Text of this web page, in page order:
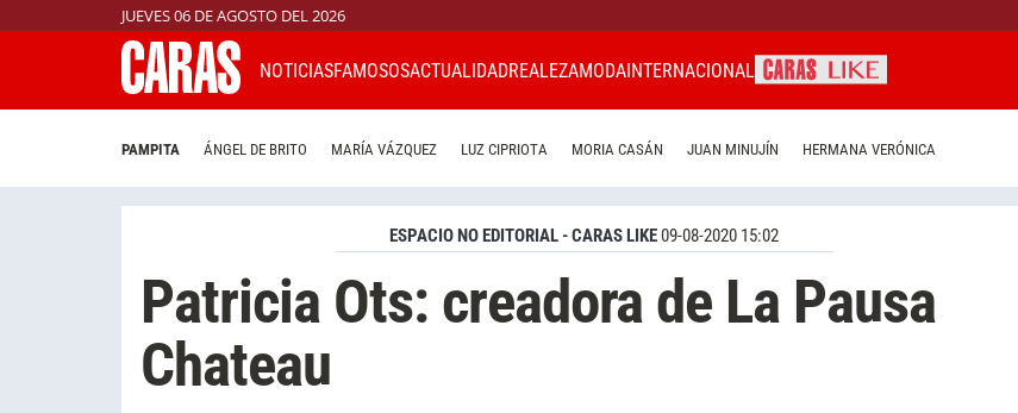
JUEVES 06 DE AGOSTO DEL 2026
NOTICIASFAMOSOSACTUALIDADREALEZAMODAINTERNACIONAL
PAMPITA ÁNGEL DE BRITO MARÍA VÁZQUEZ LUZ CIPRIOTA MORIA CASÁN JUAN MINUJÍN HERMANA VERÓNICA
ESPACIO NO EDITORIAL - CARAS LIKE09-08-2020 15:02
Patricia Ots: creadora de La Pausa
Chateau